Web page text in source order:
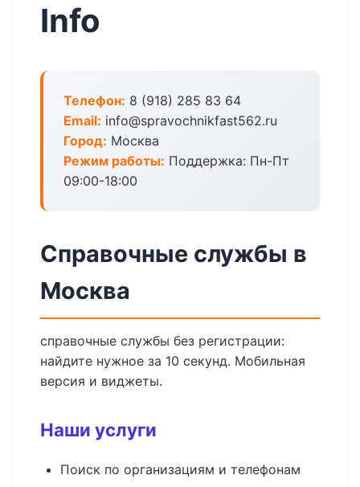
Info
Телефон: 8 (918) 285 83 64
Email: info@spravochnikfast562.ru
Город: Москва
Режим работы: Поддержка: Пн-Пт
09:00-18:00
Справочные службы в
Москва
справочные службы без регистрации:
найдите нужное за 10 секунд. Мобильная
версия и виджеты.
Наши услуги
Поиск по организациям и телефонам